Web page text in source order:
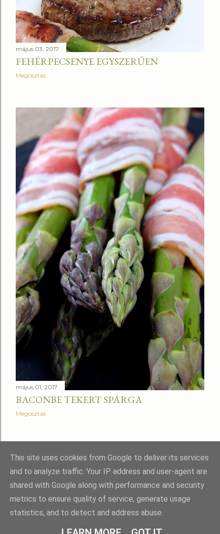
május 03, 2017
FEHÉRPECSENYE EGYSZERŰEN
Megosztás
május 01, 2017
BACONBE TEKERT SPÁRGA
Megosztás
RÉGEBBI BEJEGYZÉSEK
Üzemeltető: Blogger
This site uses cookies from Google to deliver its services
and to analyze traffic. Your IP address and user-agent are
shared with Google along with performance and security
metrics to ensure quality of service, generate usage
statistics, and to detect and address abuse.